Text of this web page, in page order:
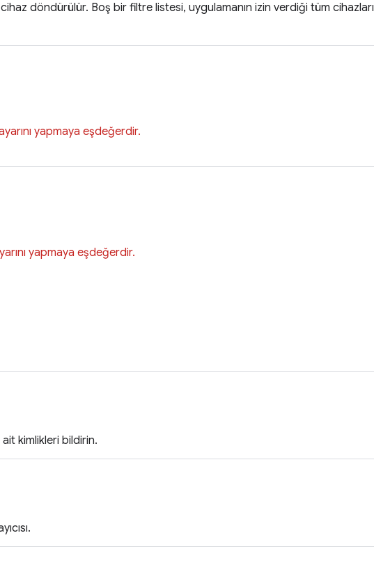
döndürülür. Boş bir filtre listesi, uygulamanın izin verdiği tüm cihazları
yapmaya eşdeğerdir.
yapmaya eşdeğerdir.
kimlikleri bildirin.